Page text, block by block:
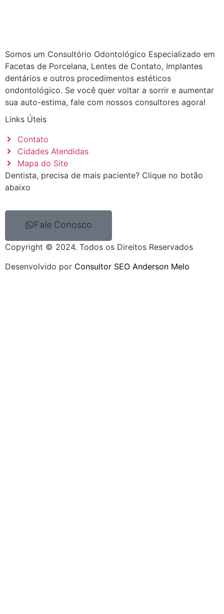
Somos um Consultório Odontológico Especializado em
Facetas de Porcelana, Lentes de Contato, Implantes
dentários e outros procedimentos estéticos
ondontológico. Se você quer voltar a sorrir e aumentar
sua auto-estima, fale com nossos consultores agora!
Links Úteis
Contato
Cidades Atendidas
Mapa do Site
Dentista, precisa de mais paciente? Clique no botão
abaixo
Fale Conosco
Desenvolvido por Consultor SEO Anderson Melo
Copyright © 2024. Todos os Direitos Reservados